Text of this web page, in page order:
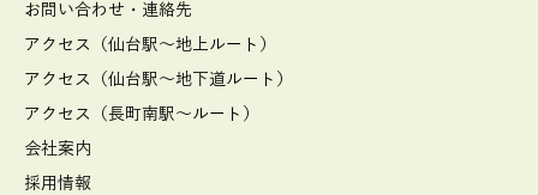
お問い合わせ・連絡先
アクセス（仙台駅～地上ルート）
アクセス（仙台駅～地下道ルート）
アクセス（長町南駅～ルート）
会社案内
採用情報